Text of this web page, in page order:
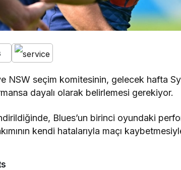
NSW seçim komitesinin, gelecek hafta
dayalı olarak belirlemesi gerekiyor.
Blues’un birinci oyundaki
kendi hatalarıyla maçı